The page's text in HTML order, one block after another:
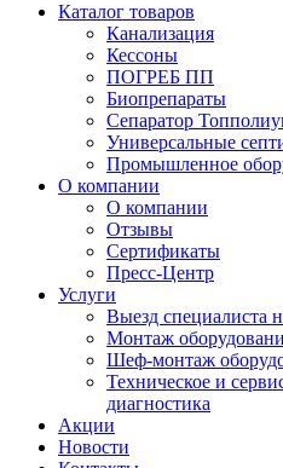
Каталог товаров
Канализация
Кессоны
ПОГРЕБ ПП
Биопрепараты
Сепаратор
Универсальные
Промышленное
О компании
О компании
Отзывы
Сертификаты
Пресс-Центр
Услуги
Выезд специалиста
Монтаж
Шеф-монтаж
Техническое и
диагностика
Акции
Новости